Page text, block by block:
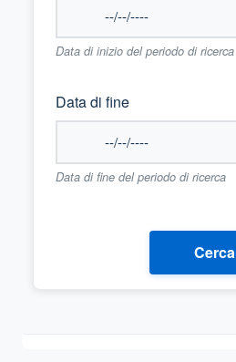
Data di inizio del periodo di ricerca
Data di fine
Data di fine del periodo di ricerca
Cerca